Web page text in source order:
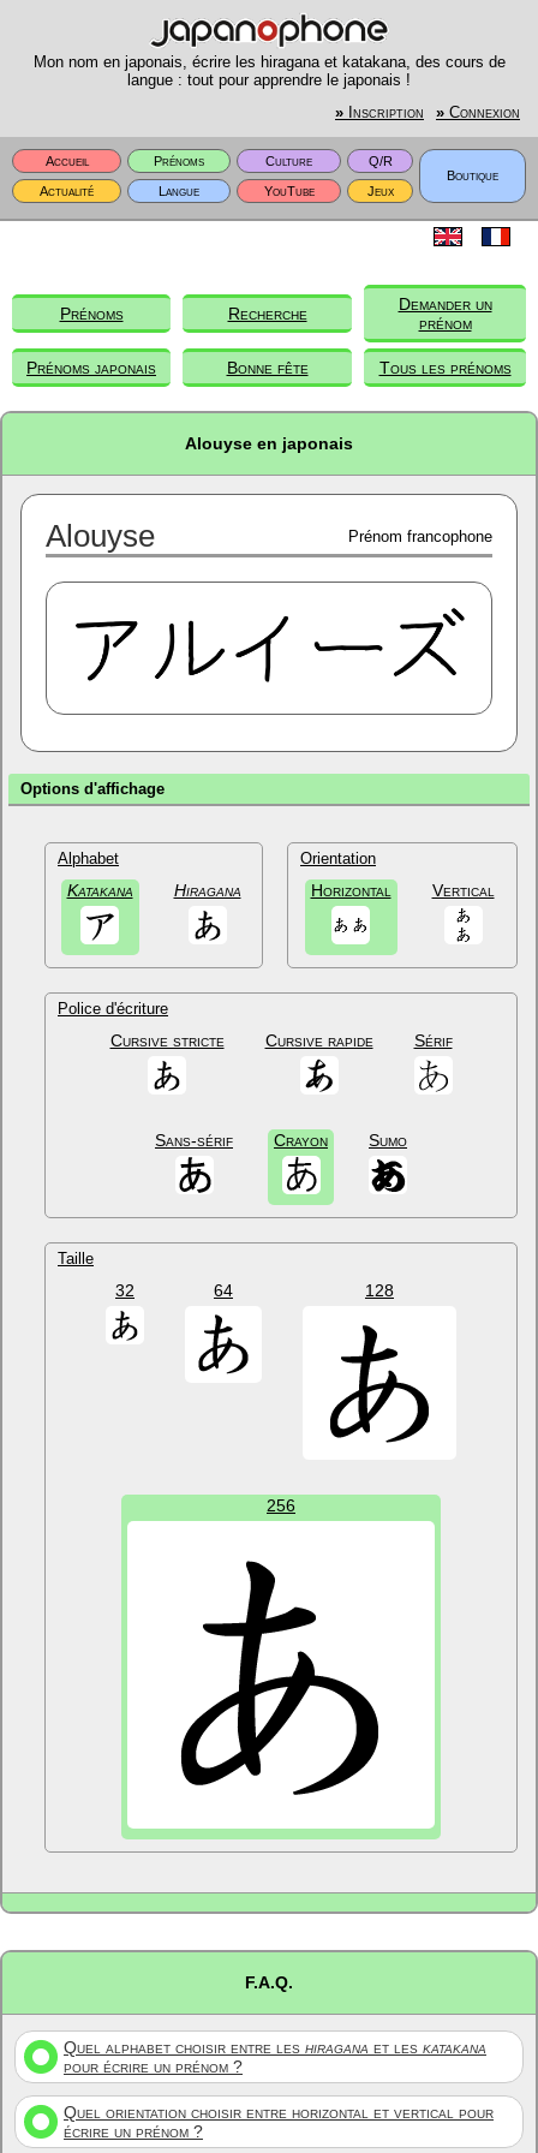
Mon nom en japonais, écrire les hiragana et katakana, des cours de
langue : tout pour apprendre le japonais !
» Inscription » Connexion
Accueil Prénoms Culture
Q/R
Boutique
Actualité
Langue YouTube Jeux
Prénoms Recherche
Demander un
prénom
Prénoms japonais Bonne fête Tous les prénoms
Alouyse en japonais
Alouyse Prénom francophone
Options d'affichage
Alphabet
Katakana Hiragana
Orientation
Horizontal Vertical
Police d'écriture
Cursive stricte Cursive rapide Sérif
Sans-sérif Crayon Sumo
Taille
32 64 128
256
F.A.Q.
Quel alphabet choisir entre les hiragana et les katakana
pour écrire un prénom ?
Quel orientation choisir entre horizontal et vertical pour
écrire un prénom ?